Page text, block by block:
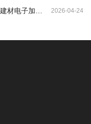
2026-04-24
材电子加工